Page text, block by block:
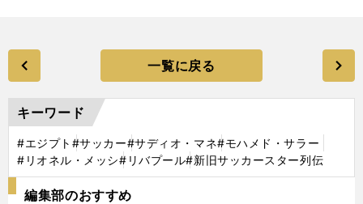
一覧に戻る
キーワード
#エジプト #サッカー#サディオ・マネ#モハメド・サラー
#リオネル・メッシ#リバプール#新旧サッカースター列伝
編集部のおすすめ